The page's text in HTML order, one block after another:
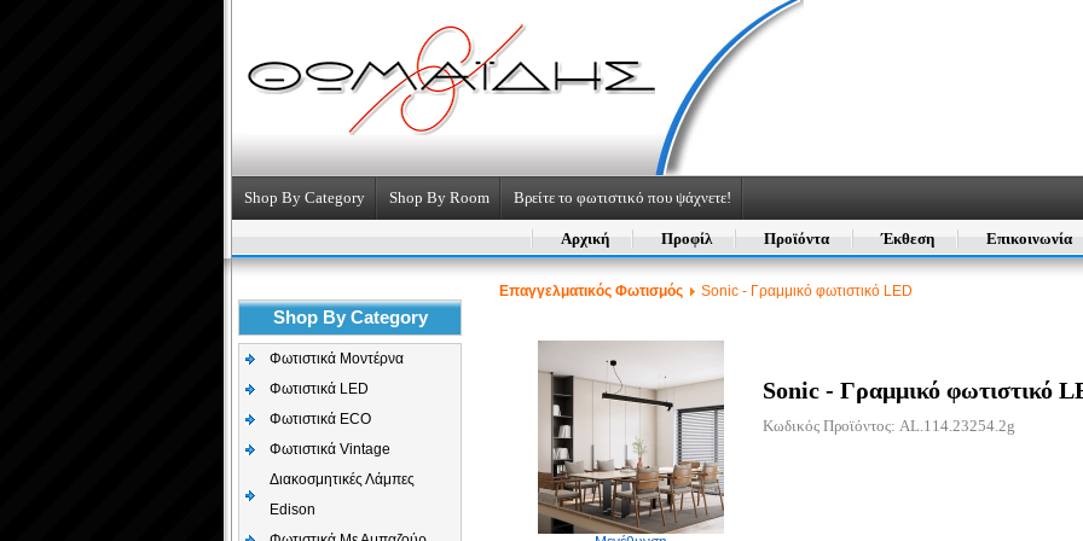
Shop By Category Shop By Room Βρείτε το φωτιστικό που ψάχνετε!
Αρχική Προφίλ Προϊόντα Έκθεση Επικοινωνία
Shop By Category
Φωτιστικά Μοντέρνα
Φωτιστικά LED
Φωτιστικά ECO
Φωτιστικά Vintage
Διακοσμητικές Λάμπες
Edison
Επαγγελματικός Φωτισμός Sonic - Γραμμικό φωτιστικό LED
Sonic - Γραμμικό φωτιστικό
Κωδικός Προϊόντος: AL.114.23254.2g